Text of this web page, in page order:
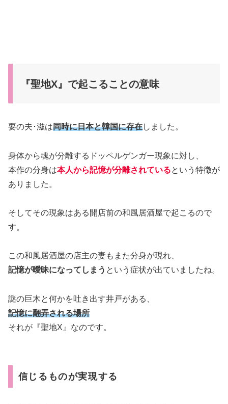
『聖地X』で起こることの意味
要の夫･滋は同時に日本と韓国に存在しました。
身体から魂が分離するドッペルゲンガー現象に対し、
本作の分身は本人から記憶が分離されているという特徴が
ありました。
そしてその現象はある開店前の和風居酒屋で起こるので
す。
この和風居酒屋の店主の妻もまた分身が現れ、
記憶が曖昧になってしまう という症状が出ていましたね。
謎の巨木と何かを吐き出す井戸がある、
記憶に翻弄される場所
それが『聖地X』なのです。
信じるものが実現する